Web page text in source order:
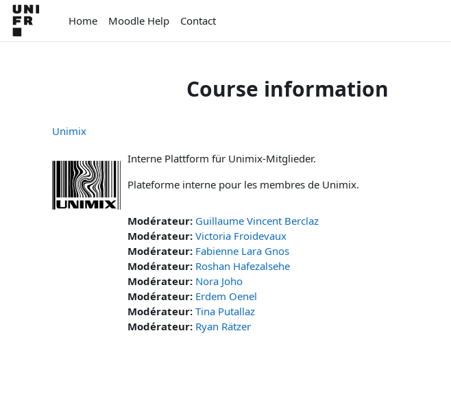
Skip to main content
Home
Moodle Help Contact
Course information
Unimix
Interne Plattform für Unimix-Mitglieder.
Plateforme interne pour les membres de Unimix.
Modérateur: Guillaume Vincent Berclaz
Modérateur: Victoria Froidevaux
Modérateur: Fabienne Lara Gnos
Modérateur: Roshan Hafezalsehe
Modérateur: Nora Joho
Modérateur: Erdem Oenel
Modérateur: Tina Putallaz
Modérateur: Ryan Rätzer